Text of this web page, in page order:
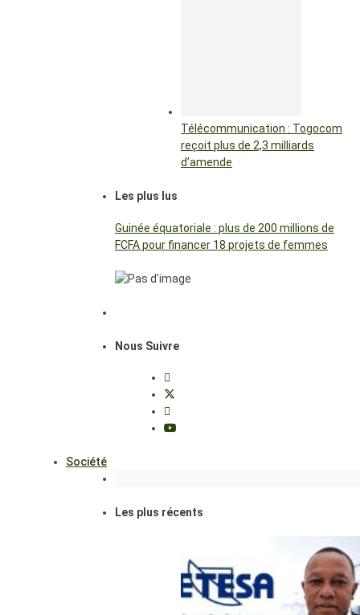
Télécommunication : Togocom
reçoit plus de 2,3 milliards
d’amende
Les plus lus
Guinée équatoriale : plus de 200 millions de
FCFA pour financer 18 projets de femmes
Nous Suivre
Société
Les plus récents